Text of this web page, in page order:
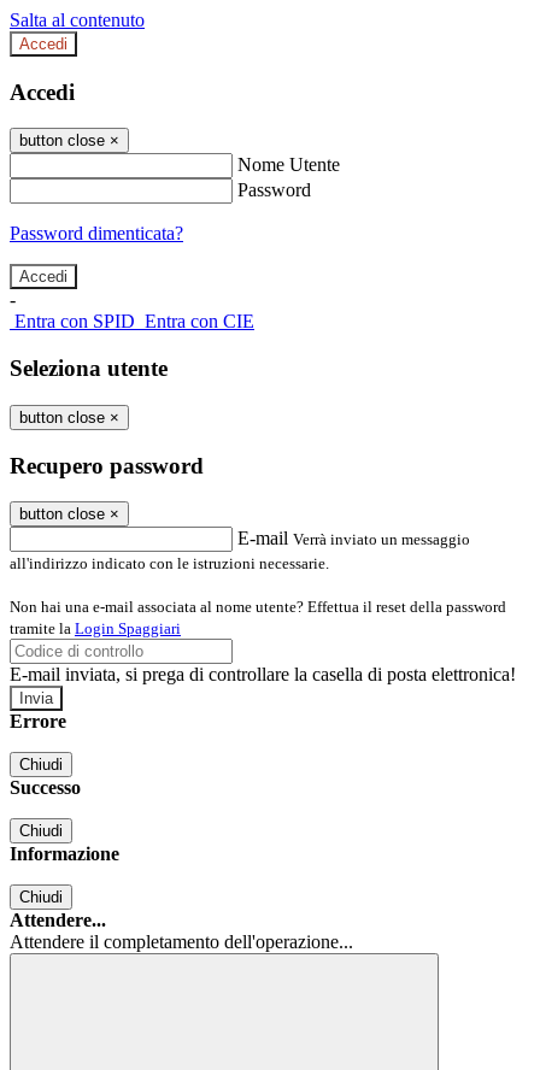
Salta al contenuto
Accedi
Accedi
button close ×
Nome Utente
Password
Password dimenticata?
-
Entra con SPID Entra con CIE
Seleziona utente
button close ×
Recupero password
button close ×
E-mail Verrà inviato un messaggio
all'indirizzo indicato con le istruzioni necessarie.
Non hai una e-mail associata al nome utente? Effettua il reset della password
tramite la Login Spaggiari
E-mail inviata, si prega di controllare la casella di posta elettronica!
Errore
Chiudi
Successo
Chiudi
Informazione
Chiudi
Attendere...
Attendere il completamento dell'operazione...